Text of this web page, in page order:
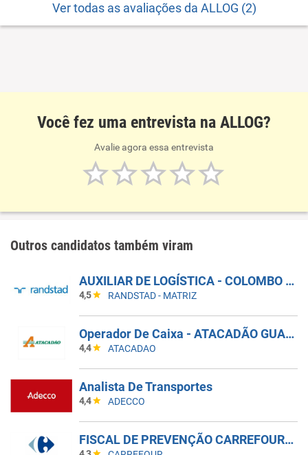
Ver todas as avaliações da ALLOG (2)
Você fez uma entrevista na ALLOG?
Avalie agora essa entrevista
Outros candidatos também viram
AUXILIAR DE LOGÍSTICA - COLOMBO - PR
4,5 RANDSTAD - MATRIZ
Operador De Caixa - ATACADÃO GUARULHOS BONSUCESSO
4,4 ATACADAO
Analista De Transportes
4,4 ADECCO
FISCAL DE PREVENÇÃO CARREFOUR SHOPPING PAMPLONA